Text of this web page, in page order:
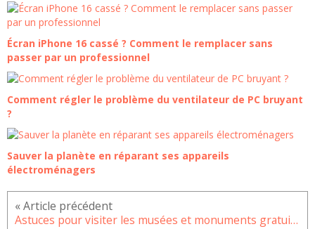
Écran iPhone 16 cassé ? Comment le remplacer sans
passer par un professionnel
Comment régler le problème du ventilateur de PC bruyant
?
Sauver la planète en réparant ses appareils
électroménagers
Astuces pour visiter les musées et monuments gratuitement